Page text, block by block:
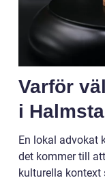
Varför
i
En lokal advokat
det kommer till
kulturella kontext